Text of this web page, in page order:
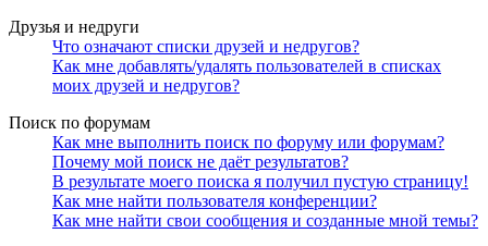
Друзья и недруги
Что означают списки друзей и недругов?
Как мне добавлять/удалять пользователей в списках
моих друзей и недругов?
Поиск по форумам
Как мне выполнить поиск по форуму или форумам?
Почему мой поиск не даёт результатов?
В результате моего поиска я получил пустую страницу!
Как мне найти пользователя конференции?
Как мне найти свои сообщения и созданные мной темы?